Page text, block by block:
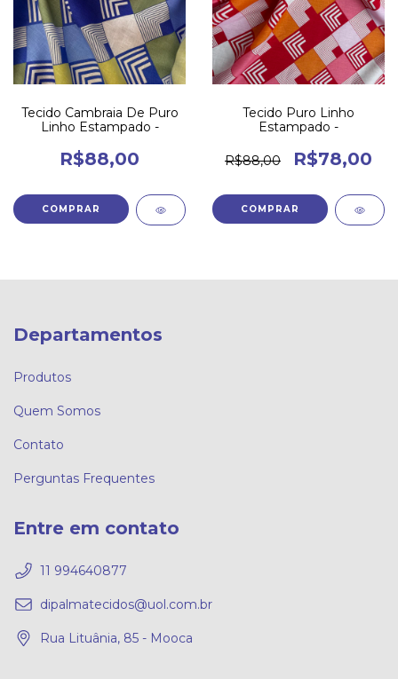
Tecido Cambraia De Puro
Linho Estampado -
R$88,00
Tecido Puro Linho
Estampado -
R$88,00 R$78,00
Departamentos
Produtos
Quem Somos
Contato
Perguntas Frequentes
Entre em contato
11 994640877
dipalmatecidos@uol.com.br
Rua Lituânia, 85 - Mooca